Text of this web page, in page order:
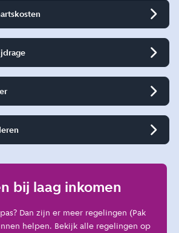
bij laag inkomen
Dan zijn er meer regelingen (Pak
helpen. Bekijk alle regelingen op